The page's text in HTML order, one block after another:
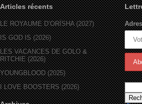
Articles récents
LE ROYAUME D’ORÏSHA (2027)
IS GOD IS (2026)
LES VACANCES DE GOLO &
RITCHIE (2026)
YOUNGBLOOD (2025)
I LOVE BOOSTERS (2026)